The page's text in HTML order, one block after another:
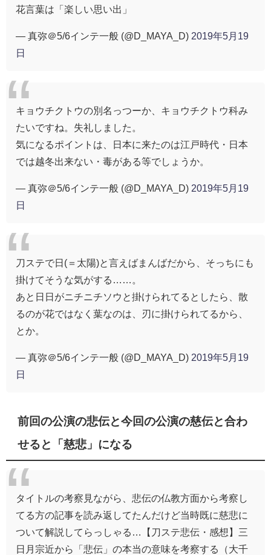
花言葉は「楽しい思い出」
— 真弥＠5/6インテ一般 (@D_MAYA_D) 2019年5月19
日
キョウチクトウの別名っつーか、キョウチクトウ科み
たいですね。失礼しました。
気になるポイントは、日本に来たのは江戸時代・日本
では越冬出来ない・毒がある等でしょうか。
— 真弥＠5/6インテ一般 (@D_MAYA_D) 2019年5月19
日
刀ステで日(＝太陽)と言えばまんばだから、そっちにも
掛けてそうな気がする……。
あと日日がニチニチソウと掛けられてるとしたら、散
るのが花ではなく葉なのは、刃に掛けられてるから、
とか。
— 真弥＠5/6インテ一般 (@D_MAYA_D) 2019年5月19
日
前回の公演の悲伝と今回の公演の慈伝と合わ
せると「慈悲」になる
タイトルの考察見ながら、悲伝の仏教方面から考察し
てる方の記事を読み返してたんだけど当時既に慈悲に
ついて解説してらっしゃる…【刀ステ悲伝・感想】三
日月宗近から「悲伝」の本当の意味を考察する（大千